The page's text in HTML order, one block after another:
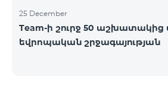
25 December
Team-ի շուրջ 50 աշխատակից
եվրոպական շրջագայության